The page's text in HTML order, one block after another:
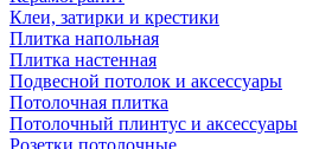
Клеи, затирки и крестики
Плитка напольная
Плитка настенная
Подвесной потолок и аксессуары
Потолочная плитка
Потолочный плинтус и аксессуары
Розетки потолочные